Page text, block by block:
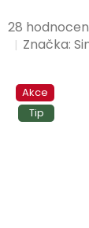
Průměrné
hodnocení
5,0
28
Značka:
Akce
Tip